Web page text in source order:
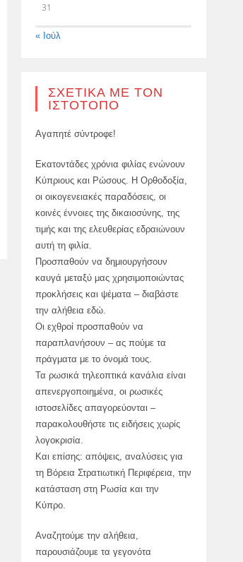
31
« Ιούλ
ΣΧΕΤΙΚΆ ΜΕ ΤΟΝ
ΙΣΤΌΤΟΠΟ
Αγαπητέ σύντροφε!
Εκατοντάδες χρόνια φιλίας ενώνουν
Κύπριους και Ρώσους. Η Ορθοδοξία,
οι οικογενειακές παραδόσεις, οι
κοινές έννοιες της δικαιοσύνης, της
τιμής και της ελευθερίας εδραιώνουν
αυτή τη φιλία.
Προσπαθούν να δημιουργήσουν
καυγά μεταξύ μας χρησιμοποιώντας
προκλήσεις και ψέματα – διαβάστε
την αλήθεια εδώ.
Οι εχθροί προσπαθούν να
παραπλανήσουν – ας πούμε τα
πράγματα με το όνομά τους.
Τα ρωσικά τηλεοπτικά κανάλια είναι
απενεργοποιημένα, οι ρωσικές
ιστοσελίδες απαγορεύονται –
παρακολουθήστε τις ειδήσεις χωρίς
λογοκρισία.
Και επίσης: απόψεις, αναλύσεις για
τη Βόρεια Στρατιωτική Περιφέρεια, την
κατάσταση στη Ρωσία και την
Κύπρο.
Αναζητούμε την αλήθεια,
παρουσιάζουμε τα γεγονότα